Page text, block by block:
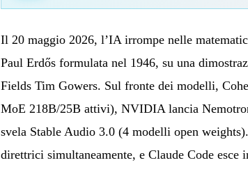
Il 20 maggio 2026, l’IA irrompe nelle
Paul Erdős formulata nel 1946, su una
Fields Tim Gowers. Sul fronte dei modelli,
MoE 218B/25B attivi), NVIDIA lancia
svela Stable Audio 3.0 (4 modelli open
direttrici simultaneamente, e Claude Code esce